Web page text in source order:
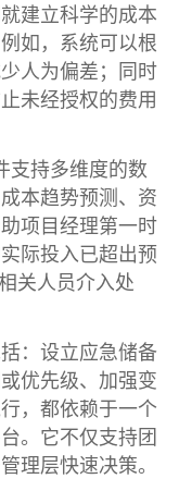
建立科学的成本
如，系统可以根
人为偏差；同时
未经授权的费用
支持多维度的数
本趋势预测、资
项目经理第一时
际投入已超出预
关人员介入处
：设立应急储备
优先级、加强变
，都依赖于一个
。它不仅支持团
理层快速决策。